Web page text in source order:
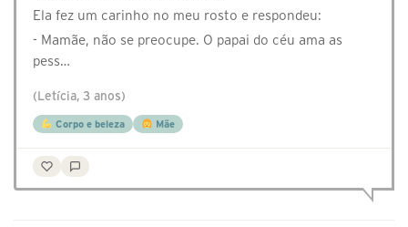
Ela fez um carinho no meu rosto e respondeu:
- Mamãe, não se preocupe. O papai do céu ama as
pess…
(Letícia, 3 anos)
Corpo e beleza Mãe